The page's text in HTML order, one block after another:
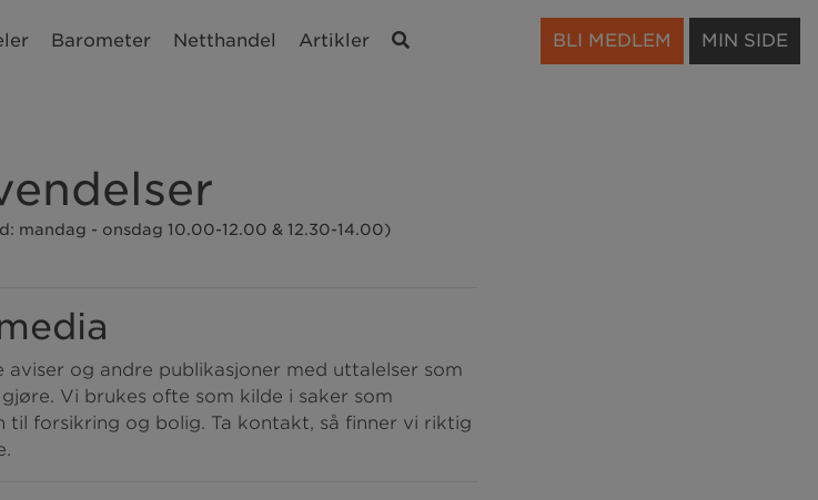
Barometer Netthandel Artikler Søk BLI MEDLEM MIN SIDE
mandag - onsdag 10.00-12.00 & 12.30-14.00)
og andre publikasjoner med uttalelser som
Vi brukes ofte som kilde i saker som
til forsikring og bolig. Ta kontakt, så finner vi riktig